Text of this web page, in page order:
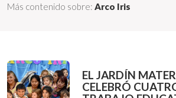
Más contenido sobre: Arco Iris
EL JARDÍN
CELEBRÓ